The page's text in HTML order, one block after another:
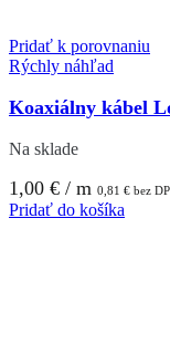
Pridať k porovnaniu
Rýchly náhľad
Koaxiálny kábel
Na sklade
1,00 € / m 0,81 € bez
Pridať do košíka